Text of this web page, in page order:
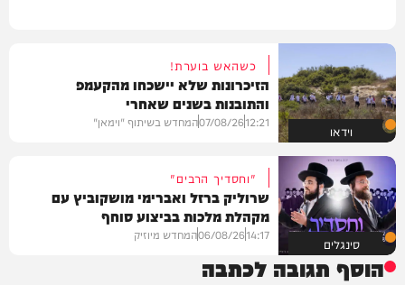
וידאו
כשהאש בוערת!
הזיכרונות שלא יישכחו מהקעמפ
והתובנות בשנים שאחרי
12:21
07/08/26המחדש בשיתוף "וימאן"
סינגלים
"וחסדיך הרבים"
שרוליק ברזל ואברימי מושקוביץ עם
מקהלת מלכות בביצוע סוחף
14:17
06/08/26המחדש מיוזיק
הוסף תגובה לכתבה